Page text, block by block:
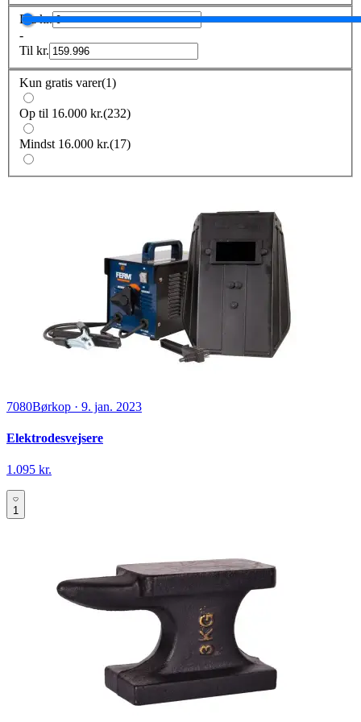
Frakr.
-
Til kr.
Kun gratis varer(1)
Op til 16.000 kr.(232)
Mindst 16.000 kr.(17)
7080Børkop · 9. jan. 2023
Elektrodesvejsere
1.095 kr.
1